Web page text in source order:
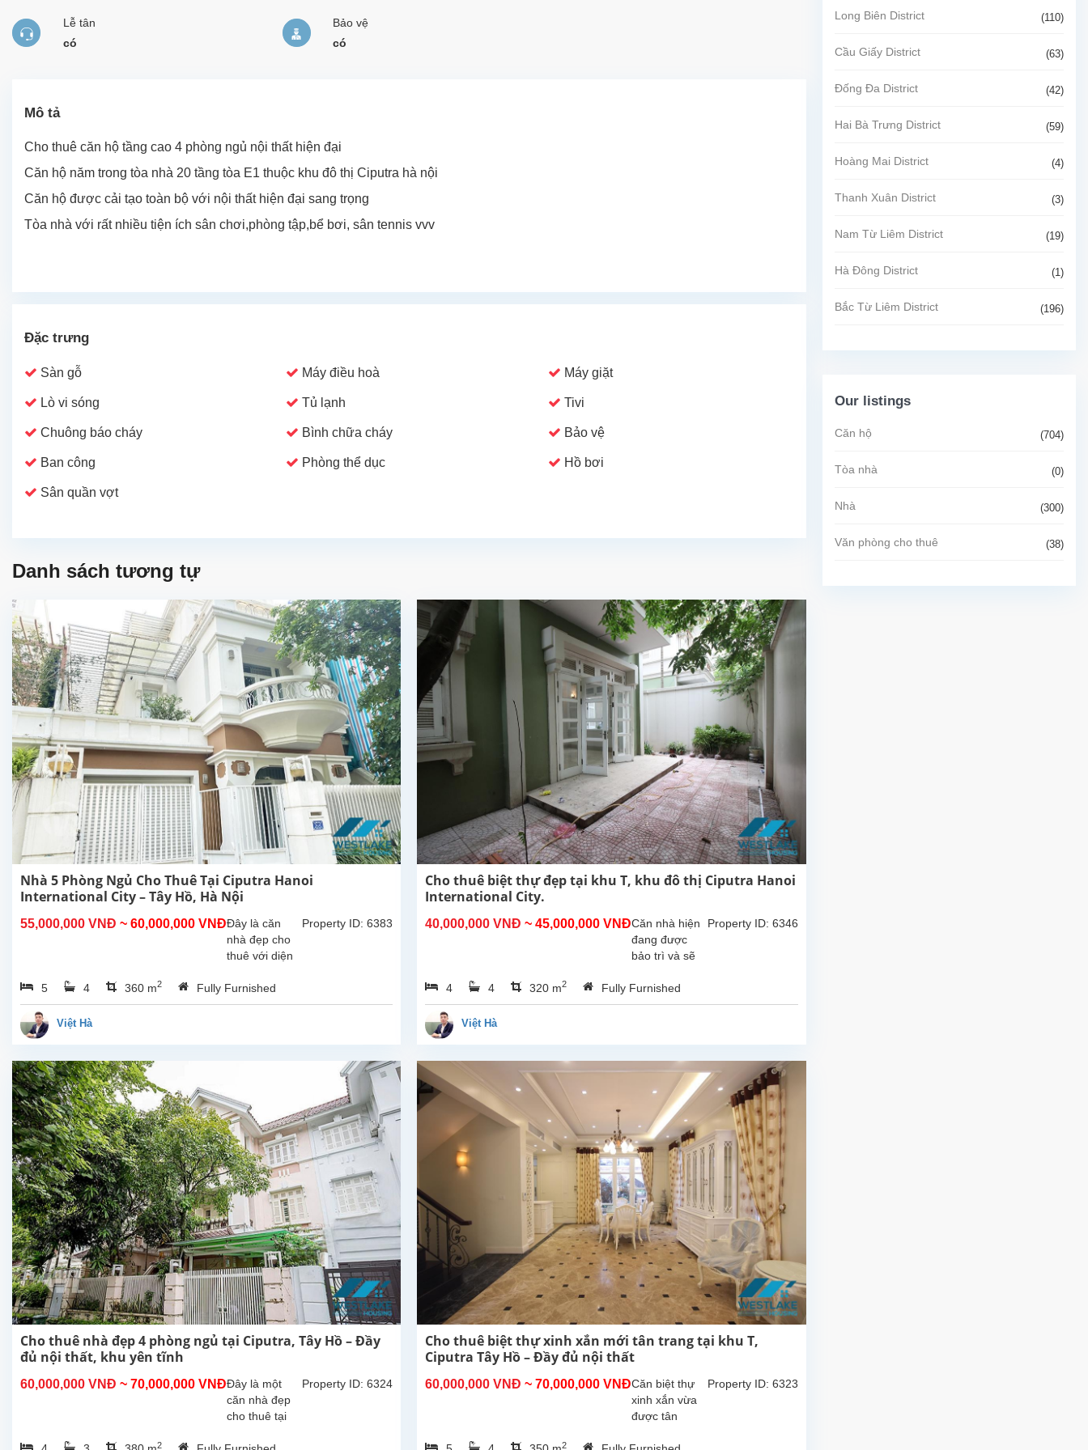
Lễ tân
có
Bảo vệ
có
Mô tả
Cho thuê căn hộ tầng cao 4 phòng ngủ nội thất hiện đại
Căn hộ năm trong tòa nhà 20 tầng tòa E1 thuộc khu đô thị Ciputra hà nội
Căn hộ được cải tạo toàn bộ với nội thất hiện đại sang trọng
Tòa nhà với rất nhiều tiện ích sân chơi,phòng tập,bể bơi, sân tennis vvv
Đặc trưng
Sàn gỗ Máy điều hoà Máy giặt
Lò vi sóng Tủ lạnh Tivi
Chuông báo cháy Bình chữa cháy Bảo vệ
Ban công Phòng thể dục Hồ bơi
Sân quần vợt
Danh sách tương tự
Nhà 5 Phòng Ngủ Cho Thuê Tại Ciputra Hanoi
International City – Tây Hồ, Hà Nội
55,000,000 VNĐ ~ 60,000,000 VNĐ Property ID: 6383
Đây là căn
nhà đẹp cho
thuê với diện
360m², tọa lạc
tại khu đô thị
5 4 360 m2 Fully Furnished
Việt Hà
Cho thuê biệt thự đẹp tại khu T, khu đô thị Ciputra Hanoi
International City.
40,000,000 VNĐ ~ 45,000,000 VNĐ Property ID: 6346
Căn nhà hiện
đang được
bảo trì và sẽ
để khách thuê
dọn vào ở.
kế gồm 4...
4 4 320 m2 Fully Furnished
Việt Hà
Cho thuê nhà đẹp 4 phòng ngủ tại Ciputra, Tây Hồ – Đầy
đủ nội thất, khu yên tĩnh
60,000,000 VNĐ ~ 70,000,000 VNĐ Property ID: 6324
Đây là một
căn nhà đẹp
cho thuê tại
2
Cho thuê biệt thự xinh xắn mới tân trang tại khu T,
Ciputra Tây Hồ – Đầy đủ nội thất
60,000,000 VNĐ ~ 70,000,000 VNĐ Property ID: 6323
Căn biệt thự
xinh xắn vừa
được tân
2
Long Biên District (110)
Cầu Giấy District (63)
Đống Đa District (42)
Hai Bà Trưng District (59)
Hoàng Mai District (4)
Thanh Xuân District (3)
Nam Từ Liêm District (19)
Hà Đông District (1)
Bắc Từ Liêm District (196)
Our listings
Căn hộ (704)
Tòa nhà (0)
Nhà (300)
Văn phòng cho thuê (38)